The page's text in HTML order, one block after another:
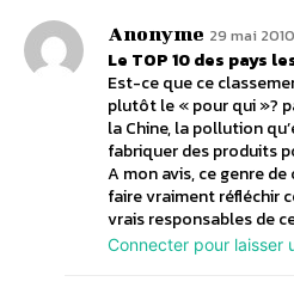
Anonyme 29 mai
Le TOP 10 des pays
Est-ce que ce
plutôt le « pour qui »?
la Chine, la pollution
fabriquer des produits
A mon avis, ce genre
faire vraiment réfléchir
vrais responsables de
Connecter pour laisser